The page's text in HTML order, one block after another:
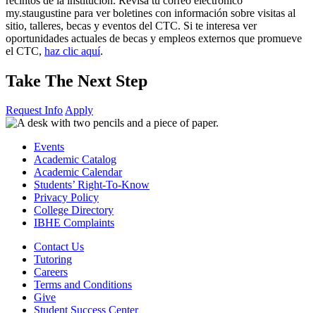
my.staugustine para ver boletines con información sobre visitas al
sitio, talleres, becas y eventos del CTC. Si te interesa ver
oportunidades actuales de becas y empleos externos que promueve
el CTC, haz clic aquí.
Take The Next Step
Request InfoApply
Events
Academic Catalog
Academic Calendar
Students’ Right-To-Know
Privacy Policy
College Directory
IBHE Complaints
Contact Us
Tutoring
Careers
Terms and Conditions
Give
Student Success Center